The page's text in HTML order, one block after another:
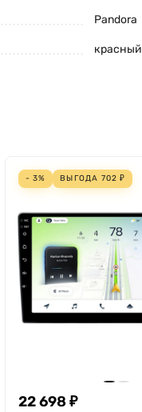
Pandora
красный
- 3% ВЫГОДА 702 ₽
22 698 ₽